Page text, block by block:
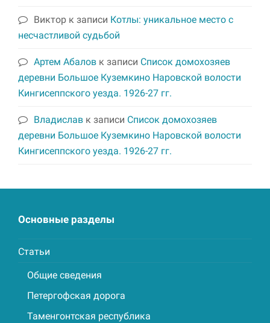
Виктор к записи Котлы: уникальное место с
несчастливой судьбой
Артем Абалов к записи Список домохозяев
деревни Большое Куземкино Наровской волости
Кингисеппского уезда. 1926-27 гг.
Владислав к записи Список домохозяев
деревни Большое Куземкино Наровской волости
Кингисеппского уезда. 1926-27 гг.
Основные разделы
Статьи
Общие сведения
Петергофская дорога
Таменгонтская республика